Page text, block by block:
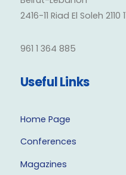
2416-11 Riad El Soleh 2110
961 1 364 885
Useful Links
Home Page
Conferences
Magazines